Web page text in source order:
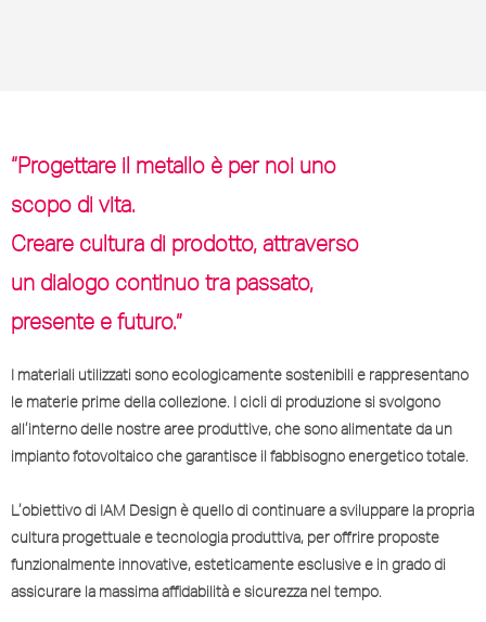
“Progettare il metallo è per noi uno
scopo di vita.
Creare cultura di prodotto, attraverso
un dialogo continuo tra passato,
presente e futuro.”
I materiali utilizzati sono ecologicamente sostenibili e rappresentano
le materie prime della collezione. I cicli di produzione si svolgono
all’interno delle nostre aree produttive, che sono alimentate da un
impianto fotovoltaico che garantisce il fabbisogno energetico totale.
L’obiettivo di IAM Design è quello di continuare a sviluppare la propria
cultura progettuale e tecnologia produttiva, per offrire proposte
funzionalmente innovative, esteticamente esclusive e in grado di
assicurare la massima affidabilità e sicurezza nel tempo.